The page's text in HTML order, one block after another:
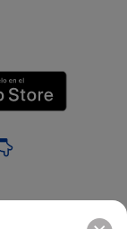
Suscribir